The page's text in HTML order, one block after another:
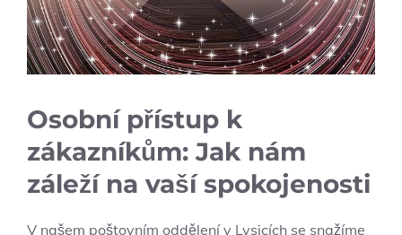
Osobní přístup k
zákazníkům: Jak nám
záleží na vaší spokojenosti
V našem poštovním oddělení v Lysicích se snažíme